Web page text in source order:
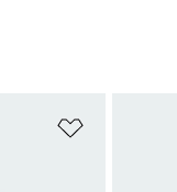
ほしいも